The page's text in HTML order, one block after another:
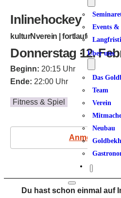
Events &
Über uns
Das
Team
Verein
Neubau
Inlinehockey
kulturNverein | fortlaufend
Donnerstag 12.
Beginn: 20:15 Uhr
Ende: 22:00 Uhr
Fitness & Spiel
Anmeldung
Du hast schon einmal auf